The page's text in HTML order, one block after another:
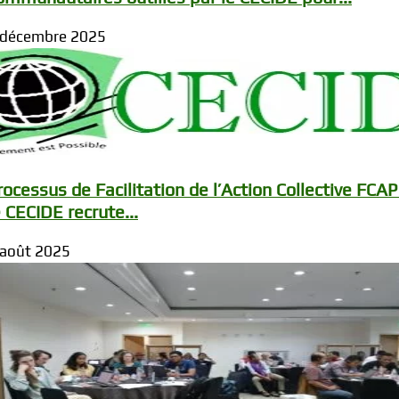
2025
de Facilitation de l’Action Collective
CECIDE recrute...
2025